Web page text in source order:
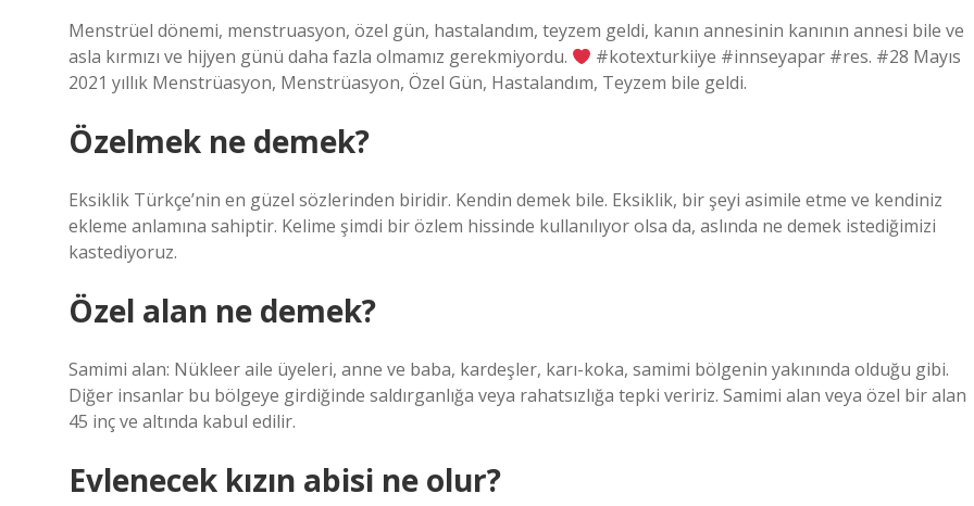
Menstrüel dönemi, menstruasyon, özel gün, hastalandım, teyzem geldi, kanın annesinin kanının annesi bile ve
asla kırmızı ve hijyen günü daha fazla olmamız gerekmiyordu.
#kotexturkiiye #innseyapar #res. #28 Mayıs
2021 yıllık Menstrüasyon, Menstrüasyon, Özel Gün, Hastalandım, Teyzem bile geldi.
Özelmek ne demek?
Eksiklik Türkçe’nin en güzel sözlerinden biridir. Kendin demek bile. Eksiklik, bir şeyi asimile etme ve kendiniz
ekleme anlamına sahiptir. Kelime şimdi bir özlem hissinde kullanılıyor olsa da, aslında ne demek istediğimizi
kastediyoruz.
Özel alan ne demek?
Samimi alan: Nükleer aile üyeleri, anne ve baba, kardeşler, karı-koka, samimi bölgenin yakınında olduğu gibi.
Diğer insanlar bu bölgeye girdiğinde saldırganlığa veya rahatsızlığa tepki veririz. Samimi alan veya özel bir alan
45 inç ve altında kabul edilir.
Evlenecek kızın abisi ne olur?